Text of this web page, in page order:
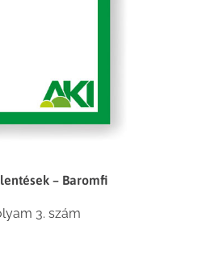
– Baromfi
3. szám